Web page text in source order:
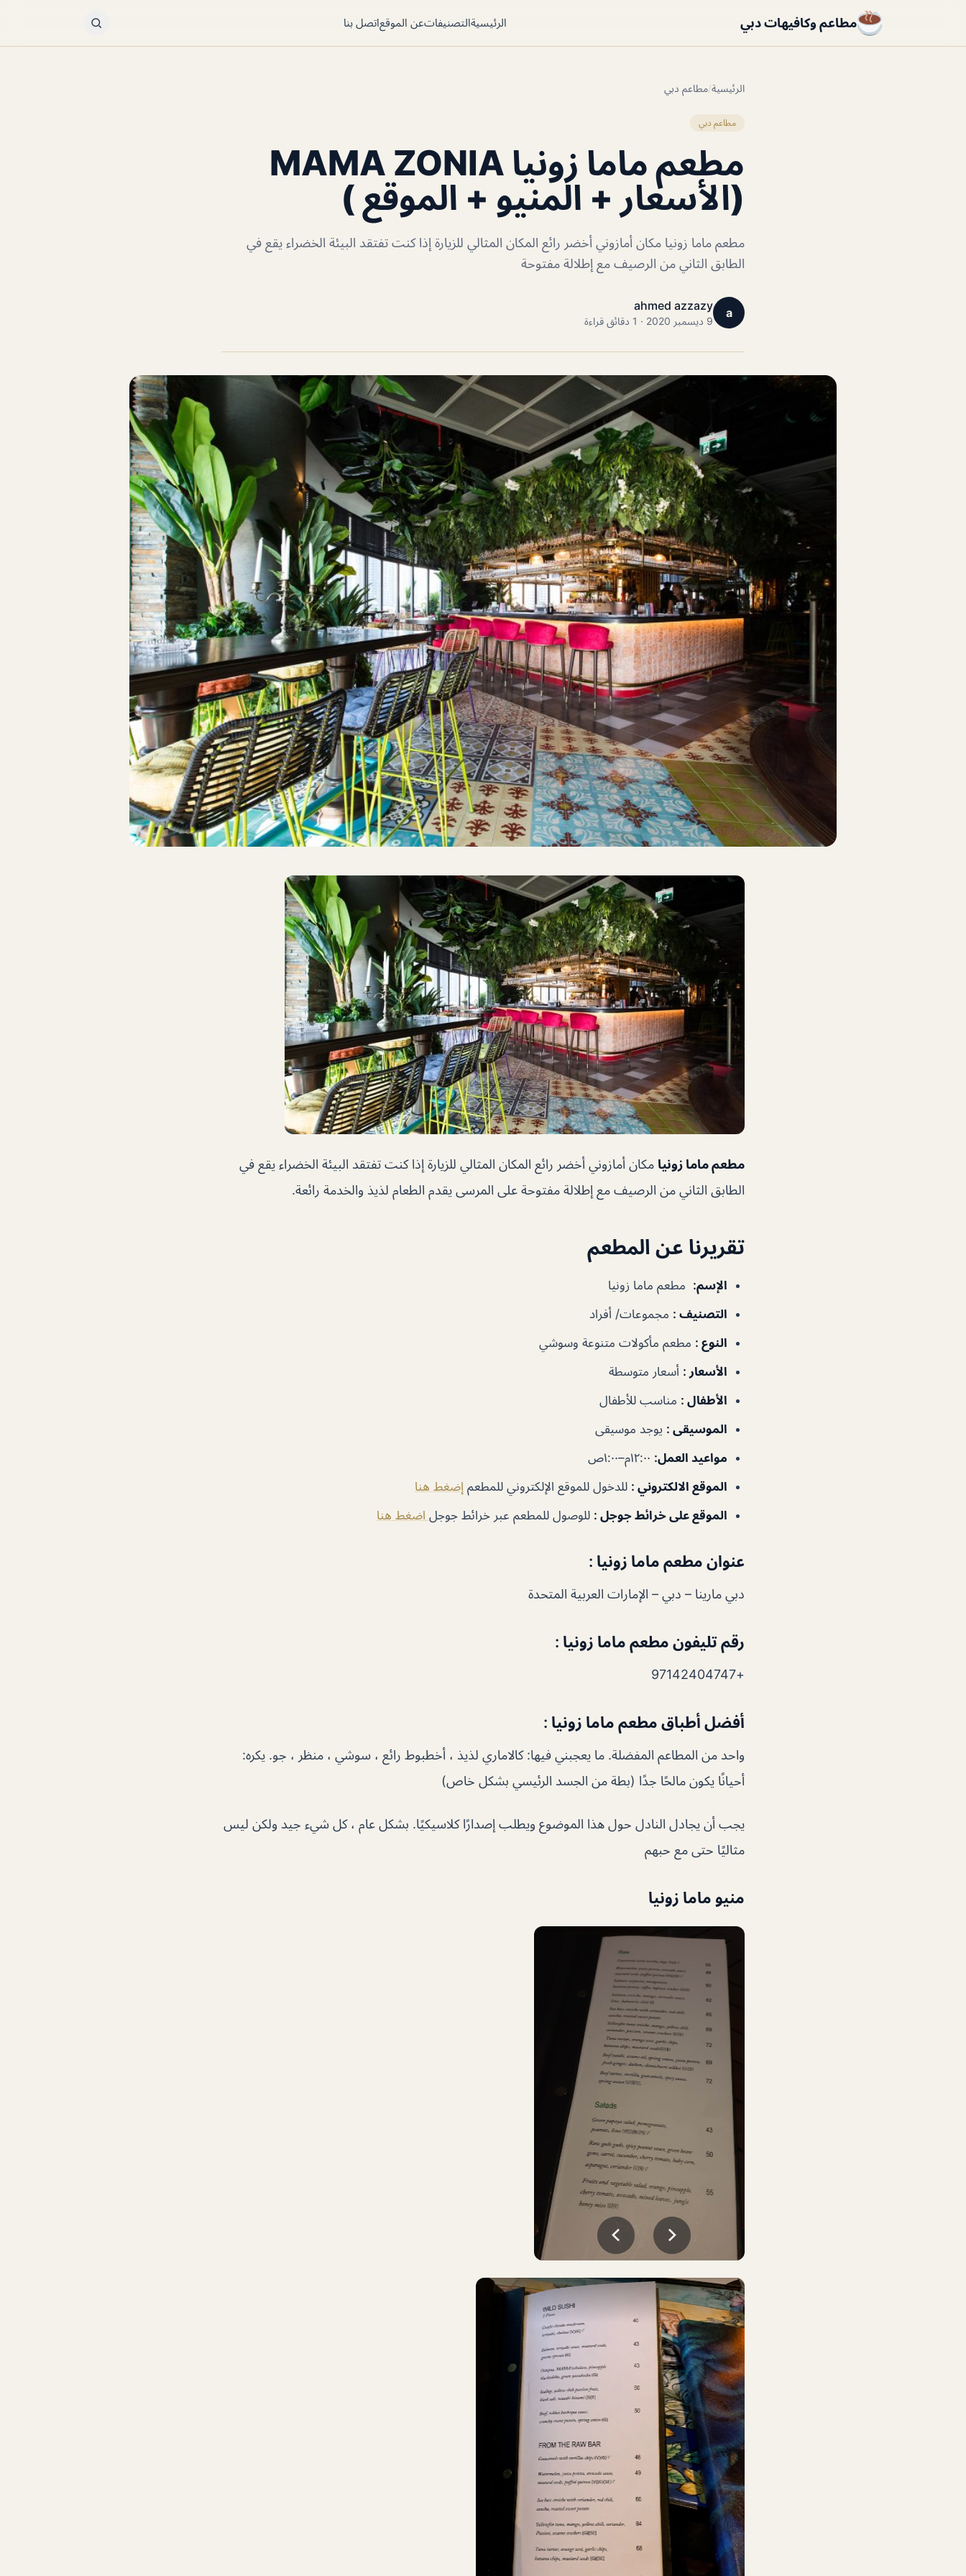
مطاعم وكافيهات دبي الرئيسيةالتصنيفاتعن الموقعاتصل بنا
الرئيسية/مطاعم دبي
مطاعم دبي
مطعم ماما زونيا MAMA ZONIA
(الأسعار + المنيو + الموقع )
مطعم ماما زونيا مكان أمازوني أخضر رائع المكان المثالي للزيارة إذا كنت تفتقد البيئة الخضراء يقع في
الطابق الثاني من الرصيف مع إطلالة مفتوحة
a
ahmed azzazy
9 ديسمبر 2020 · 1 دقائق قراءة
مطعم ماما زونيا مكان أمازوني أخضر رائع المكان المثالي للزيارة إذا كنت تفتقد البيئة الخضراء يقع في
الطابق الثاني من الرصيف مع إطلالة مفتوحة على المرسى يقدم الطعام لذيذ والخدمة رائعة.
تقريرنا عن المطعم
الإسم: مطعم ماما زونيا
التصنيف : مجموعات/ أفراد
النوع : مطعم مأكولات متنوعة وسوشي
الأسعار : أسعار متوسطة
الأطفال : مناسب للأطفال
الموسيقى : يوجد موسيقى
مواعيد العمل:
الموقع الالكتروني : للدخول للموقع الإلكتروني للمطعم إضغط هنا
الموقع على خرائط جوجل : للوصول للمطعم عبر خرائط جوجل اضغط هنا
عنوان مطعم ماما زونيا :
دبي مارينا – دبي – الإمارات العربية المتحدة
رقم تليفون مطعم ماما زونيا :
+97142404747
أفضل أطباق مطعم ماما زونيا :
واحد من المطاعم المفضلة. ما يعجبني فيها: كالاماري لذيذ ، أخطبوط رائع ، سوشي ، منظر ، جو. يكره:
أحيانًا يكون مالحًا جدًا (بطة من الجسد الرئيسي بشكل خاص)
يجب أن يجادل النادل حول هذا الموضوع ويطلب إصدارًا كلاسيكيًا. بشكل عام ، كل شيء جيد ولكن ليس
مثاليًا حتى مع حبهم
منيو ماما زونيا